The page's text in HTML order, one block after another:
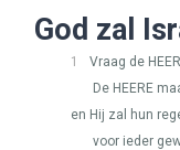
God zal
1 Vraag de
De HEERE
en Hij zal hun
voor ieder